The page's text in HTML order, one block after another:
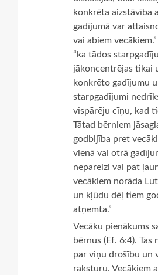
konkrēta aizstāvība
gadījumā var
vai abiem
“ka tādos
jākoncentrējas tikai
konkrēto gadījumu
starpgadījumi
vispārēju cīņu, kad
Tātad bērniem
godbijība pret
vienā vai otrā
nepareizi vai pat
vecākiem norāda
un kļūdu dēļ tiem
atņemta.”
Vecāku pienākums
bērnus (Ef. 6:4). Tas
par viņu drošību un
raksturu. Vecākiem